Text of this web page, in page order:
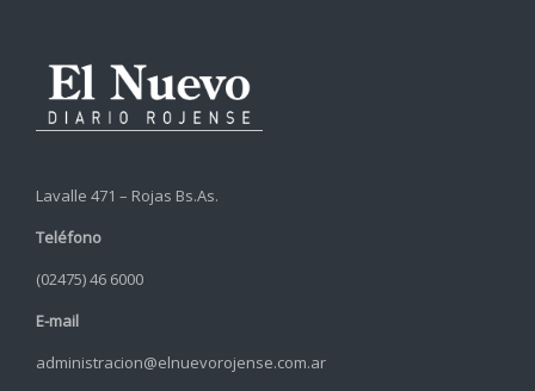
Lavalle 471 – Rojas Bs.As.
Teléfono
(02475) 46 6000
E-mail
administracion@elnuevorojense.com.ar